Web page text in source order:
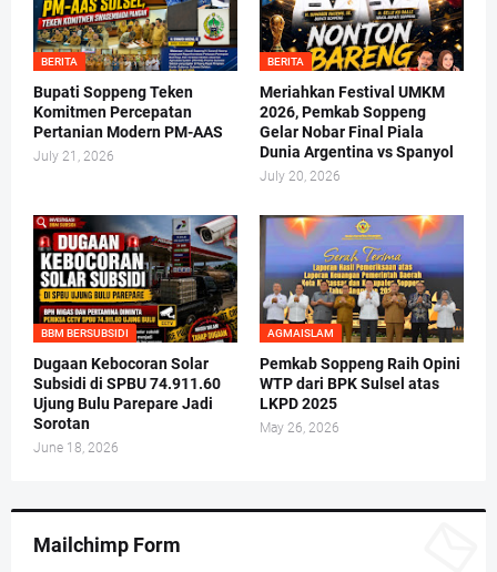
BERITA
Bupati Soppeng Teken
Komitmen Percepatan
Pertanian Modern PM-AAS
July 21, 2026
BERITA
Meriahkan Festival UMKM
2026, Pemkab Soppeng
Gelar Nobar Final Piala
Dunia Argentina vs Spanyol
July 20, 2026
BBM BERSUBSIDI
Dugaan Kebocoran Solar
Subsidi di SPBU 74.911.60
Ujung Bulu Parepare Jadi
Sorotan
June 18, 2026
AGMAISLAM
Pemkab Soppeng Raih Opini
WTP dari BPK Sulsel atas
LKPD 2025
May 26, 2026
Mailchimp Form